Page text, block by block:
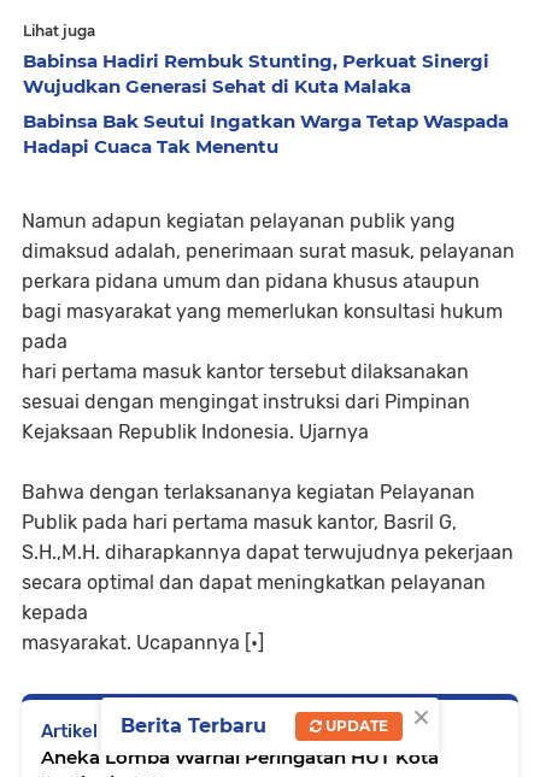
Lihat juga
Babinsa Hadiri Rembuk Stunting, Perkuat Sinergi
Wujudkan Generasi Sehat di Kuta Malaka
Babinsa Bak Seutui Ingatkan Warga Tetap Waspada
Hadapi Cuaca Tak Menentu
Namun adapun kegiatan pelayanan publik yang
dimaksud adalah, penerimaan surat masuk, pelayanan
perkara pidana umum dan pidana khusus ataupun
bagi masyarakat yang memerlukan konsultasi hukum
pada
hari pertama masuk kantor tersebut dilaksanakan
sesuai dengan mengingat instruksi dari Pimpinan
Kejaksaan Republik Indonesia. Ujarnya
Bahwa dengan terlaksananya kegiatan Pelayanan
Publik pada hari pertama masuk kantor, Basril G,
S.H.,M.H. diharapkannya dapat terwujudnya pekerjaan
secara optimal dan dapat meningkatkan pelayanan
kepada
masyarakat. Ucapannya [•]
Artikel Selanjutnya
Aneka Lomba Warnai Peringatan HUT Kota
×
Berita Terbaru UPDATE